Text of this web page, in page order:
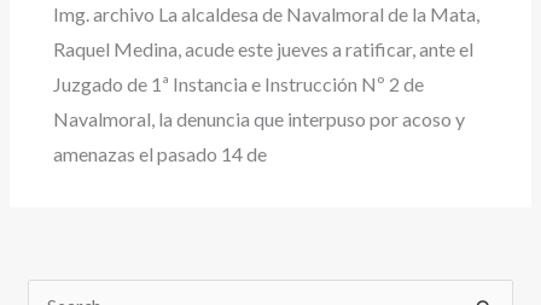
Img. archivo La alcaldesa de Navalmoral de la Mata,
Raquel Medina, acude este jueves a ratificar, ante el
Juzgado de 1ª Instancia e Instrucción Nº 2 de
Navalmoral, la denuncia que interpuso por acoso y
amenazas el pasado 14 de